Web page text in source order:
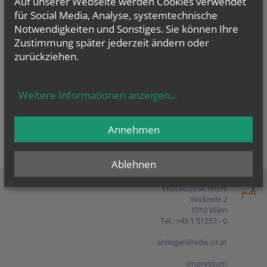
Presse
Shop
ERZDIÖZESE WIEN
Wollzeile 2
1010 Wien
Tel.: +43 1 51552 - 0
anliegen@edw.or.at
Impressum
für Social Media, Analyse, systemtechnische
Notwendigkeiten und Sonstiges. Sie können Ihre
Zustimmung später jederzeit ändern oder
zurückziehen.
Weitere Informationen anzeigen...
Ablehnen
Annehmen